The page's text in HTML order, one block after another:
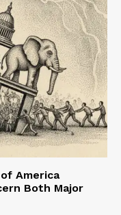
America
Both Major